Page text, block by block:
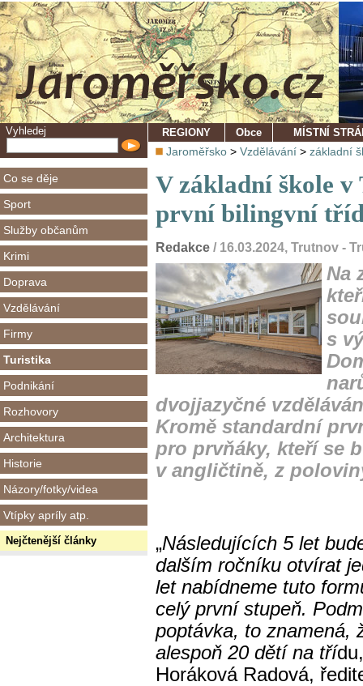
Vyhledej
Co se děje
Sport
Služby občanům
Krimi
Doprava
Vzdělávání
Firmy
Turistika
Podnikání
Rozhovory
Architektura
Historie
Názory/fotky/videa
Vtípky apríly atp.
Nejčtenější články
REGIONY Obce MÍSTNÍ
Jaroměřsko > Vzdělávání > základní
V základní škole
první bilingvní
Redakce / 16.03.2024, Trutnov -
Na
s
dvojjazyčné
Kromě standardní
pro prvňáky, kteří se
v angličtině, z
„Následujících 5 let
dalším ročníku otvírat
let nabídneme tuto
celý první stupeň.
poptávka, to znamená,
alespoň 20 dětí na tří
Horáková Radová,